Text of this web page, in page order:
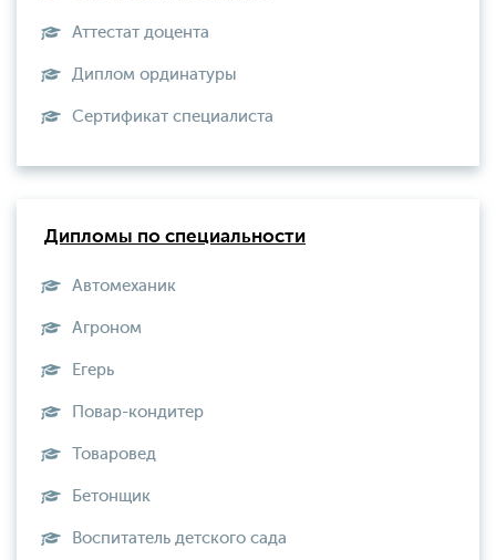
Аттестат доцента
Диплом ординатуры
Сертификат специалиста
Дипломы по специальности
Автомеханик
Агроном
Егерь
Повар-кондитер
Товаровед
Бетонщик
Воспитатель детского сада